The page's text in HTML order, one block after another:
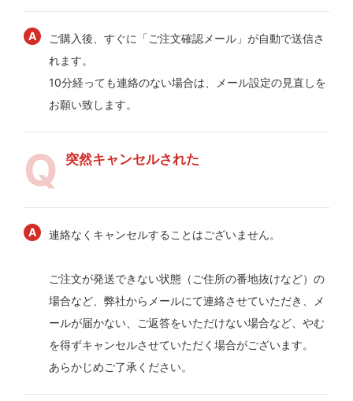
ご購入後、すぐに「ご注文確認メール」が自動で送信さ
れます。
10分経っても連絡のない場合は、メール設定の見直しを
お願い致します。
突然キャンセルされた
連絡なくキャンセルすることはございません。
ご注文が発送できない状態（ご住所の番地抜けなど）の
場合など、弊社からメールにて連絡させていただき、メ
ールが届かない、ご返答をいただけない場合など、やむ
を得ずキャンセルさせていただく場合がございます。
あらかじめご了承ください。